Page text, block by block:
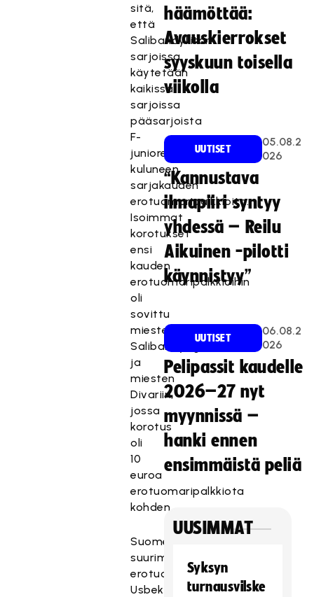
sitä,
että
Salibandyliiton
sarjoissa
käytetään
kaikissa
sarjoissa
pääsarjoista
F-
junioreihin
kuluneen
sarjakauden
erotuomaripalkkioita.
Isoimmat
korotukset
ensi
kauden
erotuomaripalkkioihin
oli
sovittu
miesten
Salibandyliigaan
ja
miesten
Divariin,
jossa
korotus
oli
10
euroa
erotuomaripalkkiota
kohden.
Suomen
suurimman
erotuomarikerhon,
Usbek
häämöttää:
Avauskierrokset
syyskuun toisella
viikolla
UUTISET
05.08.2
026
“Kannustava
ilmapiiri syntyy
yhdessä – Reilu
Aikuinen -pilotti
käynnistyy”
UUTISET
06.08.2
026
Pelipassit kaudelle
2026–27 nyt
myynnissä –
hanki ennen
ensimmäistä peliä
UUSIMMAT
Syksyn
turnausvilske